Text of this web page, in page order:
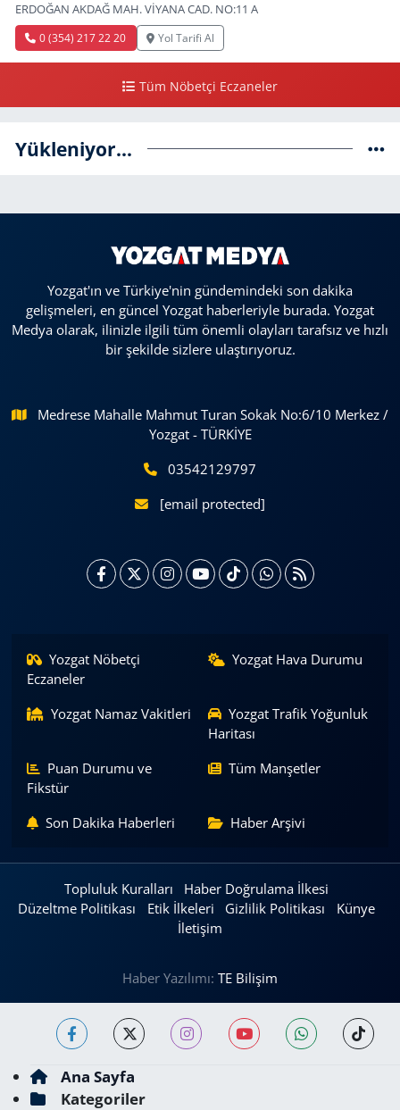
ERDOĞAN AKDAĞ MAH. VİYANA CAD. NO:11 A
0 (354) 217 22 20 Yol Tarifi Al
Tüm Nöbetçi Eczaneler
Yükleniyor...
Yozgat'ın ve Türkiye'nin gündemindeki son dakika
gelişmeleri, en güncel Yozgat haberleriyle burada. Yozgat
Medya olarak, ilinizle ilgili tüm önemli olayları tarafsız ve hızlı
bir şekilde sizlere ulaştırıyoruz.
Medrese Mahalle Mahmut Turan Sokak No:6/10 Merkez /
Yozgat - TÜRKİYE
03542129797
[email protected]
Yozgat Nöbetçi
Eczaneler
Yozgat Hava Durumu
Yozgat Namaz Vakitleri
Yozgat Trafik Yoğunluk
Haritası
Puan Durumu ve
Fikstür
Tüm Manşetler
Son Dakika Haberleri Haber Arşivi
Topluluk Kuralları
Haber Doğrulama İlkesi
Düzeltme Politikası
Etik İlkeleri Gizlilik Politikası
Künye
İletişim
Haber Yazılımı: TE Bilişim
Ana Sayfa
Kategoriler